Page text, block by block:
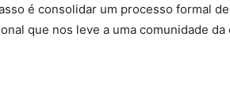
é consolidar um processo formal
que nos leve a uma comunidade